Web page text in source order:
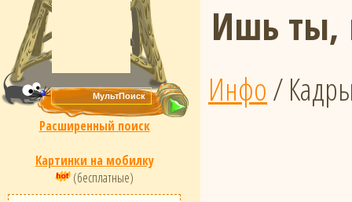
Расширенный поиск
Картинки на мобилку
(бесплатные)
Ишь ты,
Инфо/